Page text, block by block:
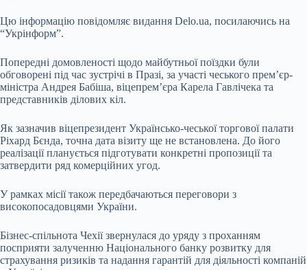
Цю інформацію повідомляє видання Delo.ua, посилаючись на
“Укрінформ”.
Попередні домовленості щодо майбутньої поїздки були
обговорені під час зустрічі в Празі, за участі чеського прем’єр-
міністра Андрея Бабіша, віцепрем’єра Карела Гавлічека та
представників ділових кіл.
Як зазначив віцепрезидент Українсько-чеської торгової палати
Ріхард Бєнда, точна дата візиту ще не встановлена. До його
реалізації планується підготувати конкретні пропозиції та
затвердити ряд комерційних угод.
У рамках місії також передбачаються переговори з
високопосадовцями України.
Бізнес-спільнота Чехії звернулася до уряду з проханням
посприяти залученню Національного банку розвитку для
страхування ризиків та надання гарантій для діяльності компаній